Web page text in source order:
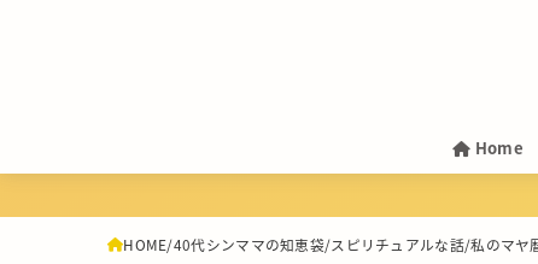
Home
HOME 40代シンママの知恵袋 スピリチュアルな話 私のマヤ